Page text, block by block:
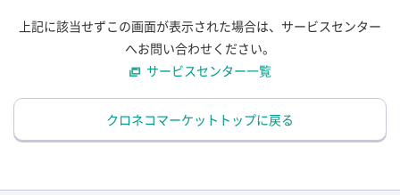
上記に該当せずこの画面が表示された場合は、サービスセンター
へお問い合わせください。
サービスセンター一覧
クロネコマーケットトップに戻る